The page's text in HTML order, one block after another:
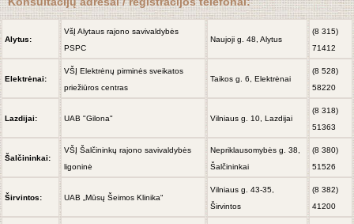
Alytus:
VšĮ Alytaus rajono savivaldybės
PSPC
Naujoji g. 48, Alytus
(8 315)
71412
Elektrėnai:
VŠĮ Elektrėnų pirminės sveikatos
priežiūros centras
Taikos g. 6, Elektrėnai
(8 528)
58220
Lazdijai: UAB "Gilona" Vilniaus g. 10, Lazdijai
(8 318)
51363
Šalčininkai:
VŠĮ Šalčininkų rajono savivaldybės
ligoninė
Nepriklausomybės g. 38,
Šalčininkai
(8 380)
51526
Širvintos: UAB „Mūsų Šeimos Klinika“
Vilniaus g. 43-35,
Širvintos
(8 382)
41200